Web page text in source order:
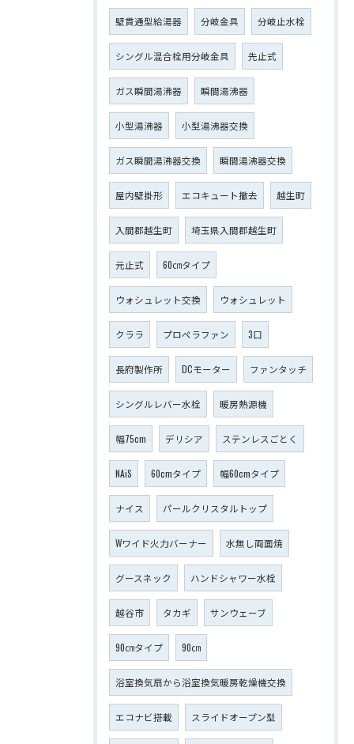
壁貫通型給湯器 分岐金具 分岐止水栓
シングル混合栓用分岐金具 先止式
ガス瞬間湯沸器 瞬間湯沸器
小型湯沸器 小型湯沸器交換
ガス瞬間湯沸器交換 瞬間湯沸器交換
屋内壁掛形 エコキュート撤去 越生町
入間郡越生町 埼玉県入間郡越生町
元止式 60㎝タイプ
ウォシュレット交換 ウォシュレット
クララ プロペラファン 3口
長府製作所 DCモーター ファンタッチ
シングルレバー水栓 暖房熱源機
幅75cm デリシア ステンレスごとく
NAiS 60cmタイプ 幅60cmタイプ
ナイス パールクリスタルトップ
Wワイド火力バーナー 水無し両面焼
グースネック ハンドシャワー水栓
越谷市 タカギ サンウェーブ
90㎝タイプ 90㎝
浴室換気扇から浴室換気暖房乾燥機交換
エコナビ搭載 スライドオープン型